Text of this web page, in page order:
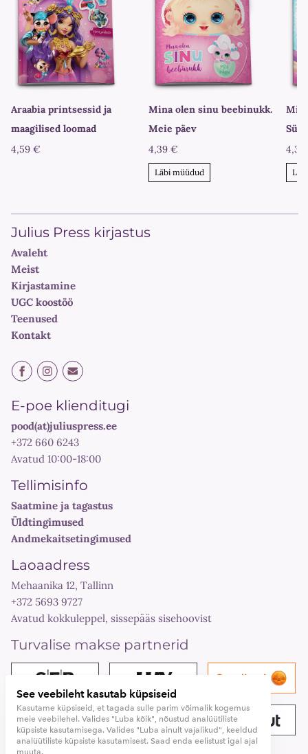
Araabia printsessid ja
maagilised loomad
4,59 €
Mina olen sinu beebinukk.
Meie päev
4,39 €
Läbi müüdud
Julius Press kirjastus
Avaleht
Meist
Kirjastamine
UGC koostöö
Teenused
Kontakt
E-poe klienditugi
pood(at)juliuspress.ee
+372 660 6243
Avatud 10:00-18:00
Tellimisinfo
Saatmine ja tagastus
Üldtingimused
Andmekaitsetingimused
Laoaadress
Mehaanika 12, Tallinn
+372 5693 9727
Avatud kokkuleppel, sissepääs sisehoovist
Turvalise makse partnerid
See veebileht kasutab küpsiseid
Kasutame küpsiseid, et tagada sulle parim võimalik kogemus
meie veebilehel. Valides "Luba kõik", nõustud analüütiliste
küpsiste kasutamisega. Valides "Luba ainult vajalikud", keeldud
analüütiliste küpsiste kasutamisest. Saad enda eelistust igal ajal
muuta.